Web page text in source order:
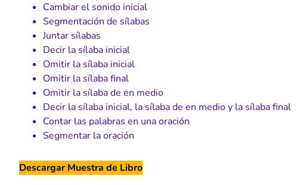
Cambiar el sonido inicial
Segmentación de sílabas
Juntar sílabas
Decir la sílaba inicial
Omitir la sílaba inicial
Omitir la sílaba final
Omitir la sílaba de en medio
Decir la sílaba inicial, la sílaba de en medio y la sílaba final
Contar las palabras en una oración
Segmentar la oración
Descargar Muestra de Libro